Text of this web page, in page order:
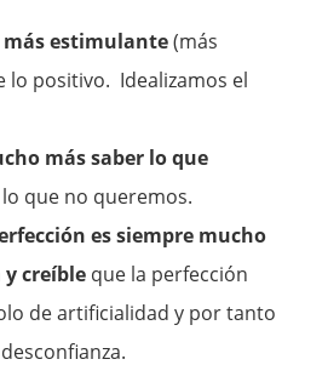
más estimulante(más
lo positivo. Idealizamos el
más saber lo que
que no queremos.
es siempre mucho
creíble que la perfección
de artificialidad y por tanto